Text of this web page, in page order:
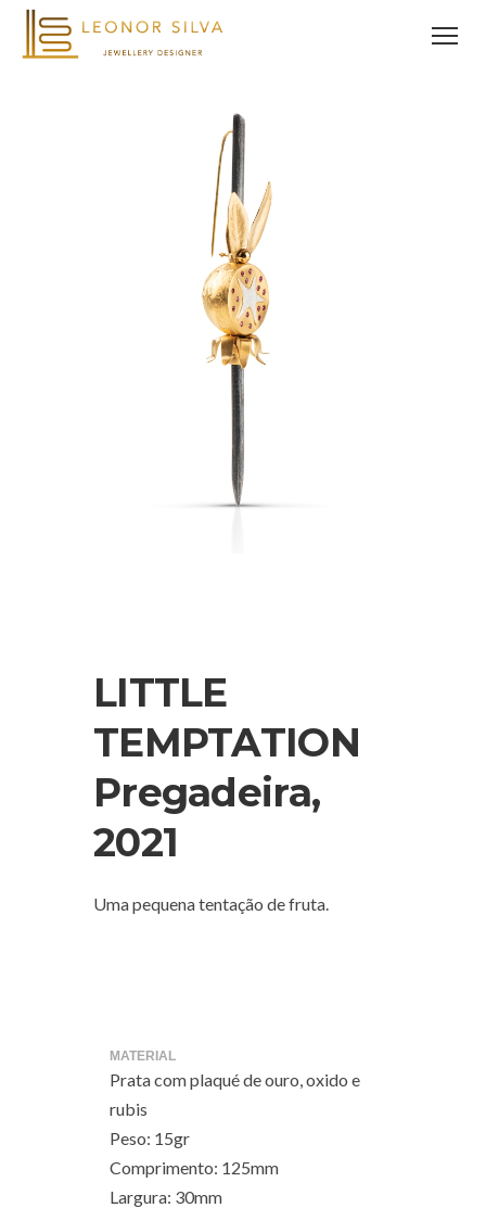
LITTLE
TEMPTATION
Pregadeira,
2021
Uma pequena tentação de fruta.
MATERIAL
Prata com plaqué de ouro, oxido e
rubis
Peso: 15gr
Comprimento: 125mm
Largura: 30mm